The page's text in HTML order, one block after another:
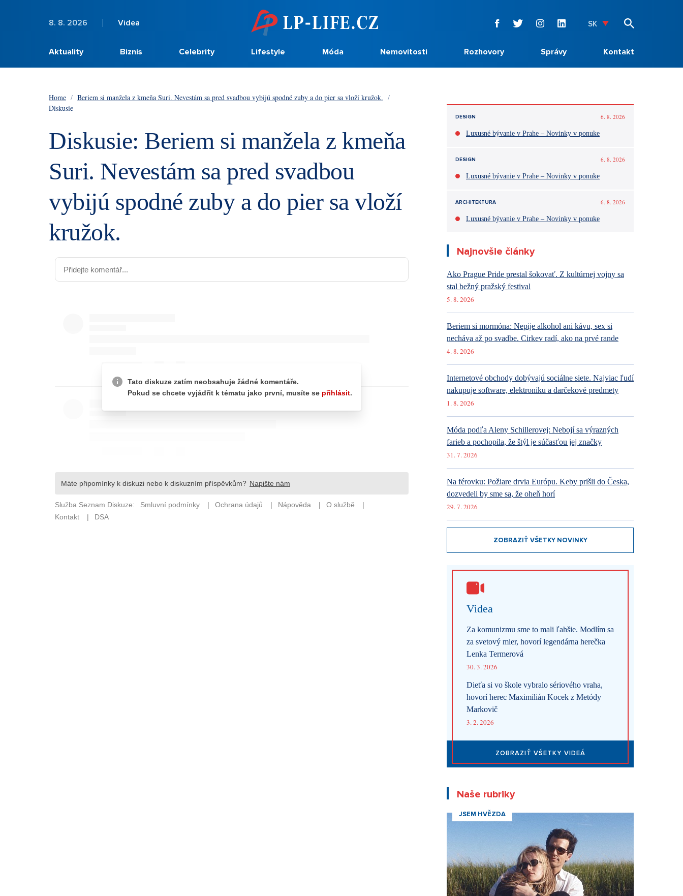
8. 8. 2026 Videa SK
Aktuality Biznis Celebrity Lifestyle Móda Nemovitosti Rozhovory Správy Kontakt
Home / Beriem si manžela z kmeňa Suri. Nevestám sa pred svadbou vybijú spodné zuby a do pier sa vloží kružok. /
Diskusie
Diskusie: Beriem si manžela z kmeňa
Suri. Nevestám sa pred svadbou
vybijú spodné zuby a do pier sa vloží
kružok.
DESIGN 6. 8. 2026
Luxusné bývanie v Prahe – Novinky v ponuke
DESIGN 6. 8. 2026
Luxusné bývanie v Prahe – Novinky v ponuke
ARCHITEKTURA 6. 8. 2026
Luxusné bývanie v Prahe – Novinky v ponuke
Najnovšie články
Ako Prague Pride prestal šokovať. Z kultúrnej vojny sa
stal bežný pražský festival
5. 8. 2026
Beriem si mormóna: Nepije alkohol ani kávu, sex si
necháva až po svadbe. Cirkev radí, ako na prvé rande
4. 8. 2026
Internetové obchody dobývajú sociálne siete. Najviac ľudí
nakupuje software, elektroniku a darčekové predmety
1. 8. 2026
Móda podľa Aleny Schillerovej: Nebojí sa výrazných
farieb a pochopila, že štýl je súčasťou jej značky
31. 7. 2026
Na férovku: Požiare drvia Európu. Keby prišli do Česka,
dozvedeli by sme sa, že oheň horí
29. 7. 2026
ZOBRAZIŤ VŠETKY NOVINKY
Videa
Za komunizmu sme to mali ľahšie. Modlím sa
za svetový mier, hovorí legendárna herečka
Lenka Termerová
30. 3. 2026
Dieťa si vo škole vybralo sériového vraha,
hovorí herec Maximilián Kocek z Metódy
Markovič
3. 2. 2026
ZOBRAZIŤ VŠETKY VIDEÁ
Naše rubriky
JSEM HVĚZDA